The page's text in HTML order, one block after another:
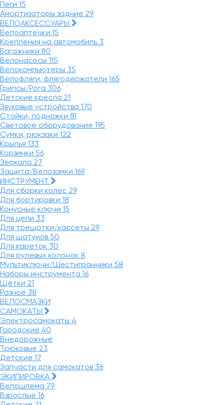
Пеги 15
Амортизаторы задние 29
ВЕЛОАКСЕССУАРЫ
Велоаптечки 15
Крепления на автомобиль 3
Багажники 80
Велонасосы 115
Велокомпьютеры 35
Велофляги, флягодержатели 165
Грипсы/Рога 306
Детские кресла 21
Звуковые устройства 170
Стойки, подножки 81
Световое оборудование 195
Сумки, рюкзаки 122
Крылья 133
Корзинки 56
Зеркала 27
Защита/Велозамки 169
ИНСТРУМЕНТ
Для сборки колес 29
Для бортировки 18
Конусные ключи 15
Для цепи 33
Для трещотки/кассеты 29
Для шатунов 50
Для кареток 30
Для рулевых колонок 8
Мультиключи/Шестигранники 58
Наборы инструмента 16
Щётки 21
Разное 38
ВЕЛОСМАЗКИ
САМОКАТЫ
Электросамокаты 4
Городские 40
Внедорожные
Трюковые 23
Детские 17
Запчасти для самокатов 36
ЭКИПИРОВКА
Велошлема 79
Взрослые 16